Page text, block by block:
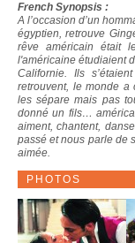
French Synopsis :
A l’occasion d’un
égyptien, retrouve
rêve américain était
l'américaine étudiaient
Californie. Ils
retrouvent, le monde a
les sépare mais pas
donné un fils…
aiment, chantent,
passé et nous parle de
aimée.
PHOTOS